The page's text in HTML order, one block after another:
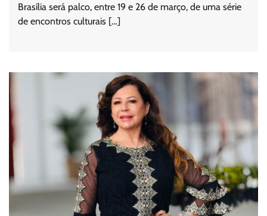
Brasília será palco, entre 19 e 26 de março, de uma série
de encontros culturais […]